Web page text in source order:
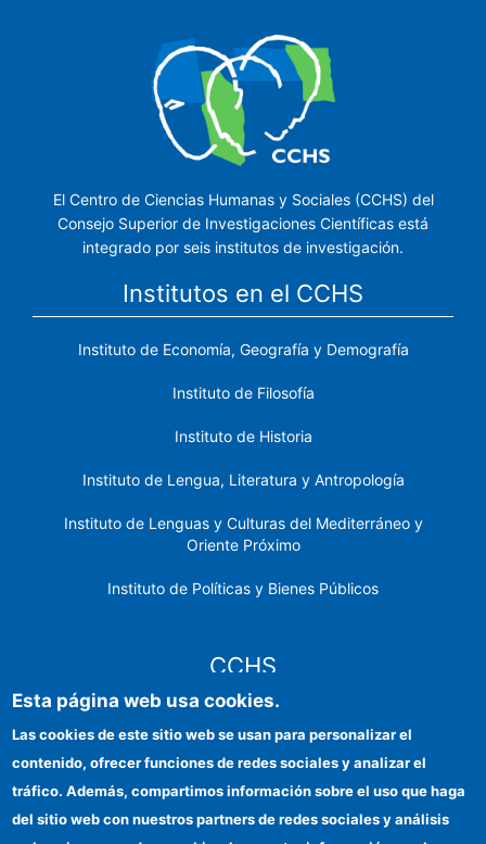
El Centro de Ciencias Humanas y Sociales (CCHS) del
Consejo Superior de Investigaciones Científicas está
integrado por seis institutos de investigación.
Institutos en el CCHS
Instituto de Economía, Geografía y Demografía
Instituto de Filosofía
Instituto de Historia
Instituto de Lengua, Literatura y Antropología
Instituto de Lenguas y Culturas del Mediterráneo y
Oriente Próximo
Instituto de Políticas y Bienes Públicos
CCHS
Identidad institucional
Esta página web usa cookies.
Las cookies de este sitio web se usan para personalizar el
contenido, ofrecer funciones de redes sociales y analizar el
tráfico. Además, compartimos información sobre el uso que haga
del sitio web con nuestros partners de redes sociales y análisis